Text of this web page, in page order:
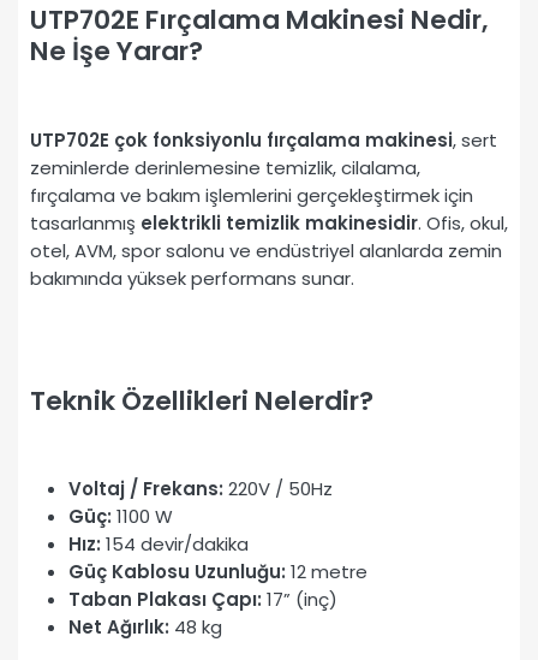
UTP702E Fırçalama Makinesi Nedir,
Ne İşe Yarar?
UTP702E çok fonksiyonlu fırçalama makinesi, sert
zeminlerde derinlemesine temizlik, cilalama,
fırçalama ve bakım işlemlerini gerçekleştirmek için
tasarlanmış elektrikli temizlik makinesidir. Ofis, okul,
otel, AVM, spor salonu ve endüstriyel alanlarda zemin
bakımında yüksek performans sunar.
Teknik Özellikleri Nelerdir?
Voltaj / Frekans: 220V / 50Hz
Güç: 1100 W
Hız: 154 devir/dakika
Güç Kablosu Uzunluğu: 12 metre
Taban Plakası Çapı: 17” (inç)
Net Ağırlık: 48 kg